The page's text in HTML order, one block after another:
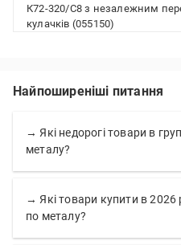
К72-320/С8 з незалежним
кулачків (055150)
Найпоширеніші питання
→ Які недорогі товари в
металу?
→ Які товари купити в 2026
по металу?